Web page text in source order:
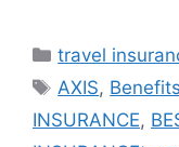
Categories
travel
Tags
AXIS, Benefits
INSURANCE,